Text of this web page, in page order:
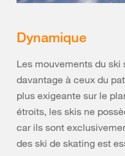
Dynamique
Les mouvements du ski
davantage à ceux du
plus exigeante sur le
étroits, les skis ne
car ils sont
des ski de skating est